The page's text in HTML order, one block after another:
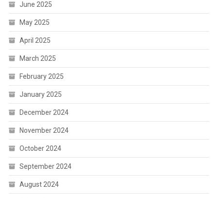
June 2025
May 2025
April 2025
March 2025
February 2025
January 2025
December 2024
November 2024
October 2024
September 2024
August 2024